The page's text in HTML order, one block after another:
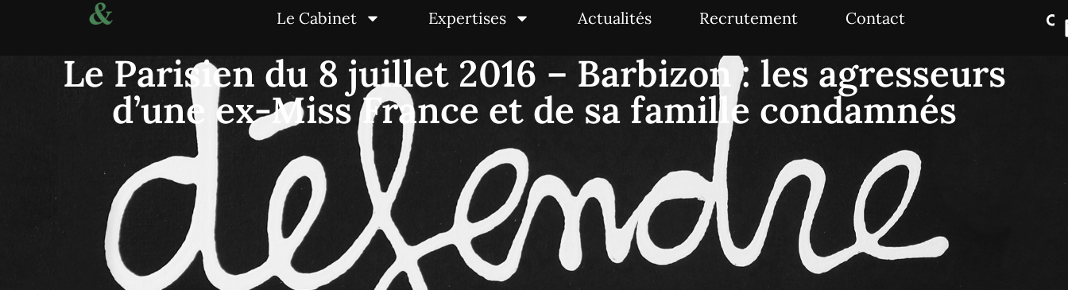
Le Cabinet Expertises Actualités Recrutement Contact
Le Parisien du 8 juillet 2016 – Barbizon : les agresseurs
d’une ex-Miss France et de sa famille condamnés